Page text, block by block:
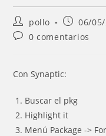
Autor
de
la
pollo
Entrada
publicada:
06/05/
Comentarios
entrada:
0 comentarios
Con Synaptic:
Buscar el pkg
Highlight it
Menú Package ->